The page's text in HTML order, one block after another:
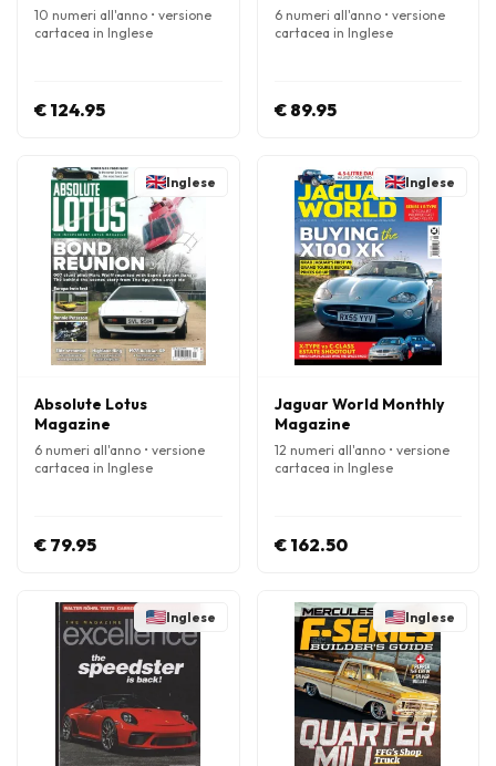
10 numeri all'anno • versione
cartacea in Inglese
€ 124.95
6 numeri all'anno • versione
cartacea in Inglese
€ 89.95
Inglese
Absolute Lotus
Magazine
6 numeri all'anno • versione
cartacea in Inglese
€ 79.95
Inglese
Jaguar World Monthly
Magazine
12 numeri all'anno • versione
cartacea in Inglese
€ 162.50
Inglese Inglese